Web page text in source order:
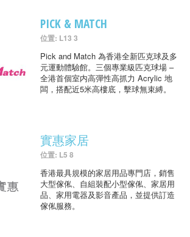
PICK & MATCH
位置: L13 3
Pick and Match 為香港全新匹克球及多
元運動體驗館。三個專業級匹克球場 –
全港首個室内高彈性高抓力 Acrylic 地
闆，搭配近5米高樓底，擊球無束縛。
實惠家居
位置: L5 8
香港最具規模的家居用品專門店，銷售
大型傢俬、自組裝配小型傢俬、家居用
品、家用電器及影音產品，並提供訂造
傢俬服務。